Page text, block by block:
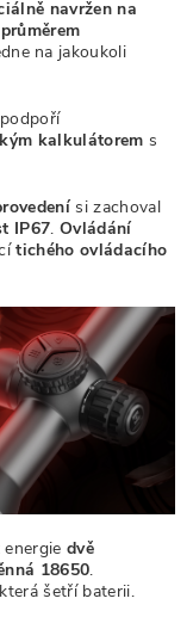
navržen na
průměrem
na jakoukoli
kalkulátorem s
si zachoval
IP67.Ovládání
tichého ovládacího
energiedvě
18650.
šetří baterii.